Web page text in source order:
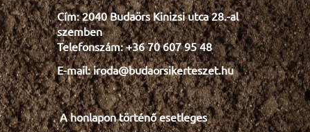
tök faragás
Minden egynyárira 30%
Leanderekre 20%
faapríték
grincsfa
karácsony
gyökeres fenyőfa
szimbólum
Cím: 2040 Budaörs Kinizsi utca 28.-al
szemben
Telefonszám: +36 70 607 95 48
E-mail: iroda@budaorsikerteszet.hu
A honlapon történő esetleges